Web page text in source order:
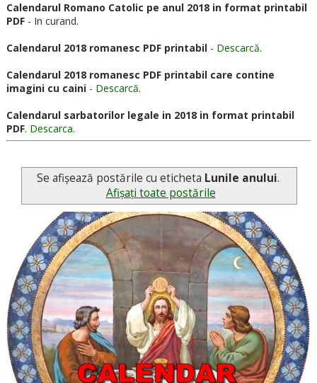
Calendarul Romano Catolic pe anul 2018 in format printabil
PDF- In curand.
Calendarul 2018 romanesc PDF printabil- Descarcă.
Calendarul 2018 romanesc PDF printabil care contine
imagini cu caini- Descarcă.
Calendarul sarbatorilor legale in 2018 in format printabil
PDF. Descarca.
Se afișează postările cu eticheta Lunile anului.
Afișați toate postările